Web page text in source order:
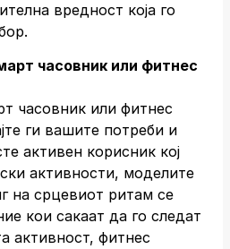
вредност која го
часовник или фитнес
часовник или фитнес
ги вашите потреби и
активен корисник кој
активности, моделите
на срцевиот ритам се
кои сакаат да го следат
активност, фитнес